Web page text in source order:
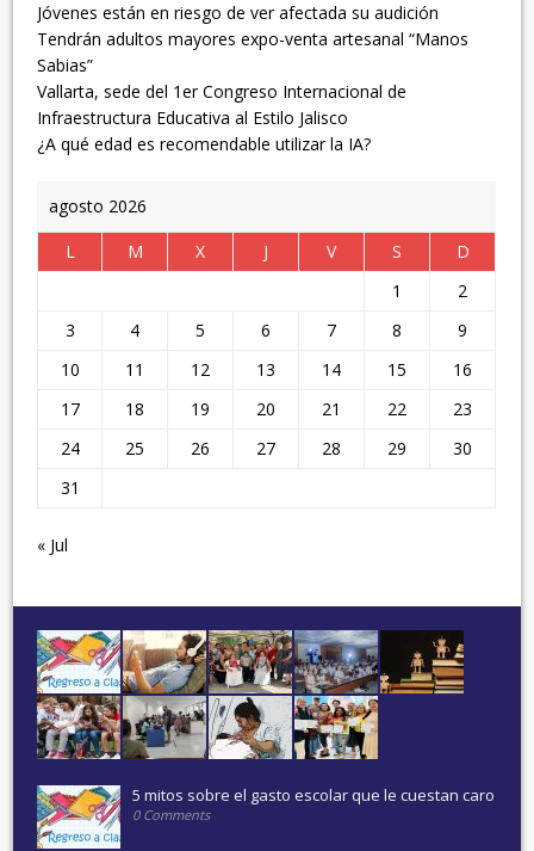
Jóvenes están en riesgo de ver afectada su audición
Tendrán adultos mayores expo-venta artesanal “Manos
Sabias”
Vallarta, sede del 1er Congreso Internacional de
Infraestructura Educativa al Estilo Jalisco
¿A qué edad es recomendable utilizar la IA?
agosto 2026
L
M X J V S
D
1
2
3
4 5 6 7 8
9
10
11 12 13 14 15
16
17
18 19 20 21 22
23
24
25 26 27 28 29
30
31
« Jul
5 mitos sobre el gasto escolar que le cuestan caro
0 Comments